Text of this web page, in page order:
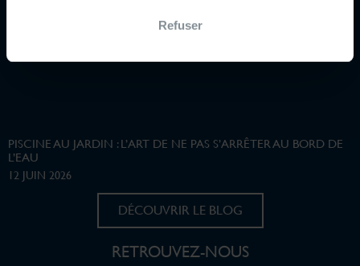
Refuser
PISCINE AU JARDIN : L’ART DE NE PAS S’ARRÊTER AU BORD DE
L’EAU
12 JUIN 2026
DÉCOUVRIR LE BLOG
RETROUVEZ-NOUS